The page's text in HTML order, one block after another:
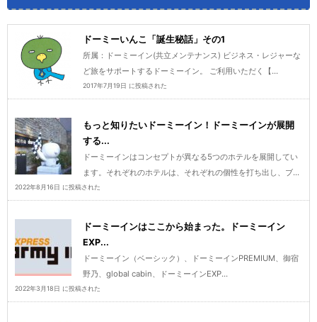
ドーミーいんこ「誕生秘話」その1
所属：ドーミーイン(共立メンテナンス) ビジネス・レジャーな
ど旅をサポートするドーミーイン。 ご利用いただく【...
2017年7月19日 に投稿された
もっと知りたいドーミーイン！ドーミーインが展開
する...
ドーミーインはコンセプトが異なる5つのホテルを展開してい
ます。それぞれのホテルは、それぞれの個性を打ち出し、ブ...
2022年8月16日 に投稿された
ドーミーインはここから始まった。ドーミーイン
EXP...
ドーミーイン（ベーシック）、ドーミーインPREMIUM、御宿
野乃、global cabin、ドーミーインEXP...
2022年3月18日 に投稿された